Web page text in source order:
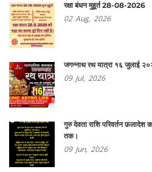
रक्षा बंधन मुहूर्त 28-08-2026
02 Aug, 2026
जगन्नाथ रथ यात्रा १६ जुलाई
09 Jul, 2026
गुरु देवता राशि परिवर्तन
तक।
09 Jun, 2026